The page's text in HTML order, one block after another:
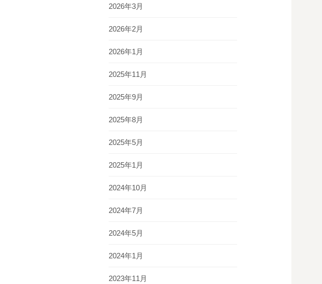
2026年3月
2026年2月
2026年1月
2025年11月
2025年9月
2025年8月
2025年5月
2025年1月
2024年10月
2024年7月
2024年5月
2024年1月
2023年11月